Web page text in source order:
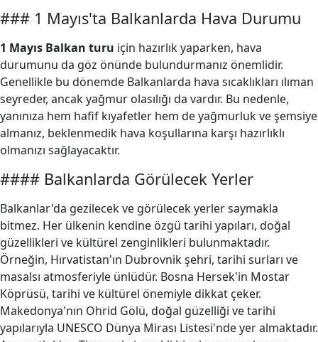
### 1 Mayıs'ta Balkanlarda Hava Durumu
1 Mayıs Balkan turu için hazırlık yaparken, hava
durumunu da göz önünde bulundurmanız önemlidir.
Genellikle bu dönemde Balkanlarda hava sıcaklıkları ılıman
seyreder, ancak yağmur olasılığı da vardır. Bu nedenle,
yanınıza hem hafif kıyafetler hem de yağmurluk ve şemsiye
almanız, beklenmedik hava koşullarına karşı hazırlıklı
olmanızı sağlayacaktır.
#### Balkanlarda Görülecek Yerler
Balkanlar'da gezilecek ve görülecek yerler saymakla
bitmez. Her ülkenin kendine özgü tarihi yapıları, doğal
güzellikleri ve kültürel zenginlikleri bulunmaktadır.
Örneğin, Hırvatistan'ın Dubrovnik şehri, tarihi surları ve
masalsı atmosferiyle ünlüdür. Bosna Hersek'in Mostar
Köprüsü, tarihi ve kültürel önemiyle dikkat çeker.
Makedonya'nın Ohrid Gölü, doğal güzelliği ve tarihi
yapılarıyla UNESCO Dünya Mirası Listesi'nde yer almaktadır.